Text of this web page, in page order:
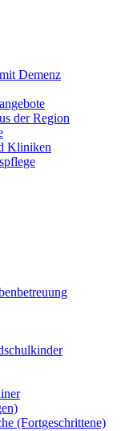
Demenz
der Region
Kliniken
(Fortgeschrittene)